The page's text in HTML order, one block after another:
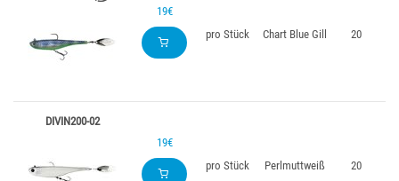
19€
pro Stück
Chart Blue Gill 20
DIVIN200-02
19€
pro Stück
Perlmuttweiß 20